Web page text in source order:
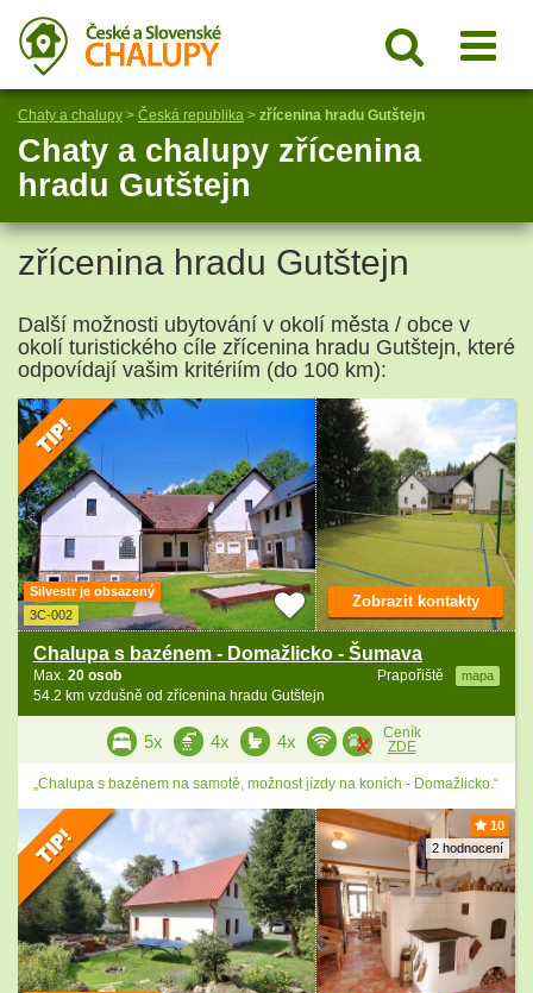
Chaty a chalupy > Česká republika > zřícenina hradu Gutštejn
Chaty a chalupy zřícenina
hradu Gutštejn
zřícenina hradu Gutštejn
Další možnosti ubytování v okolí města / obce v
okolí turistického cíle zřícenina hradu Gutštejn, které
odpovídají vašim kritériím (do 100 km):
Silvestr je obsazený
3C-002
Chalupa s bazénem - Domažlicko - Šumava
Prapořiště mapa
Max. 20 osob
54.2 km vzdušně od zřícenina hradu Gutštejn
Zobrazit kontakty
5x 4x 4x
Ceník
ZDE
„Chalupa s bazénem na samotě, možnost jízdy na koních - Domažlicko.“
10
2 hodnocení